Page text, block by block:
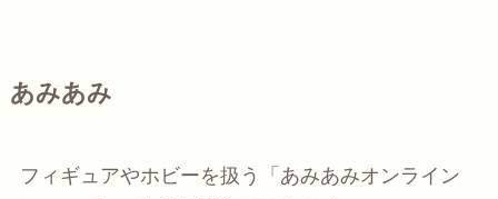
あみあみ
フィギュアやホビーを扱う「あみあみオンライン